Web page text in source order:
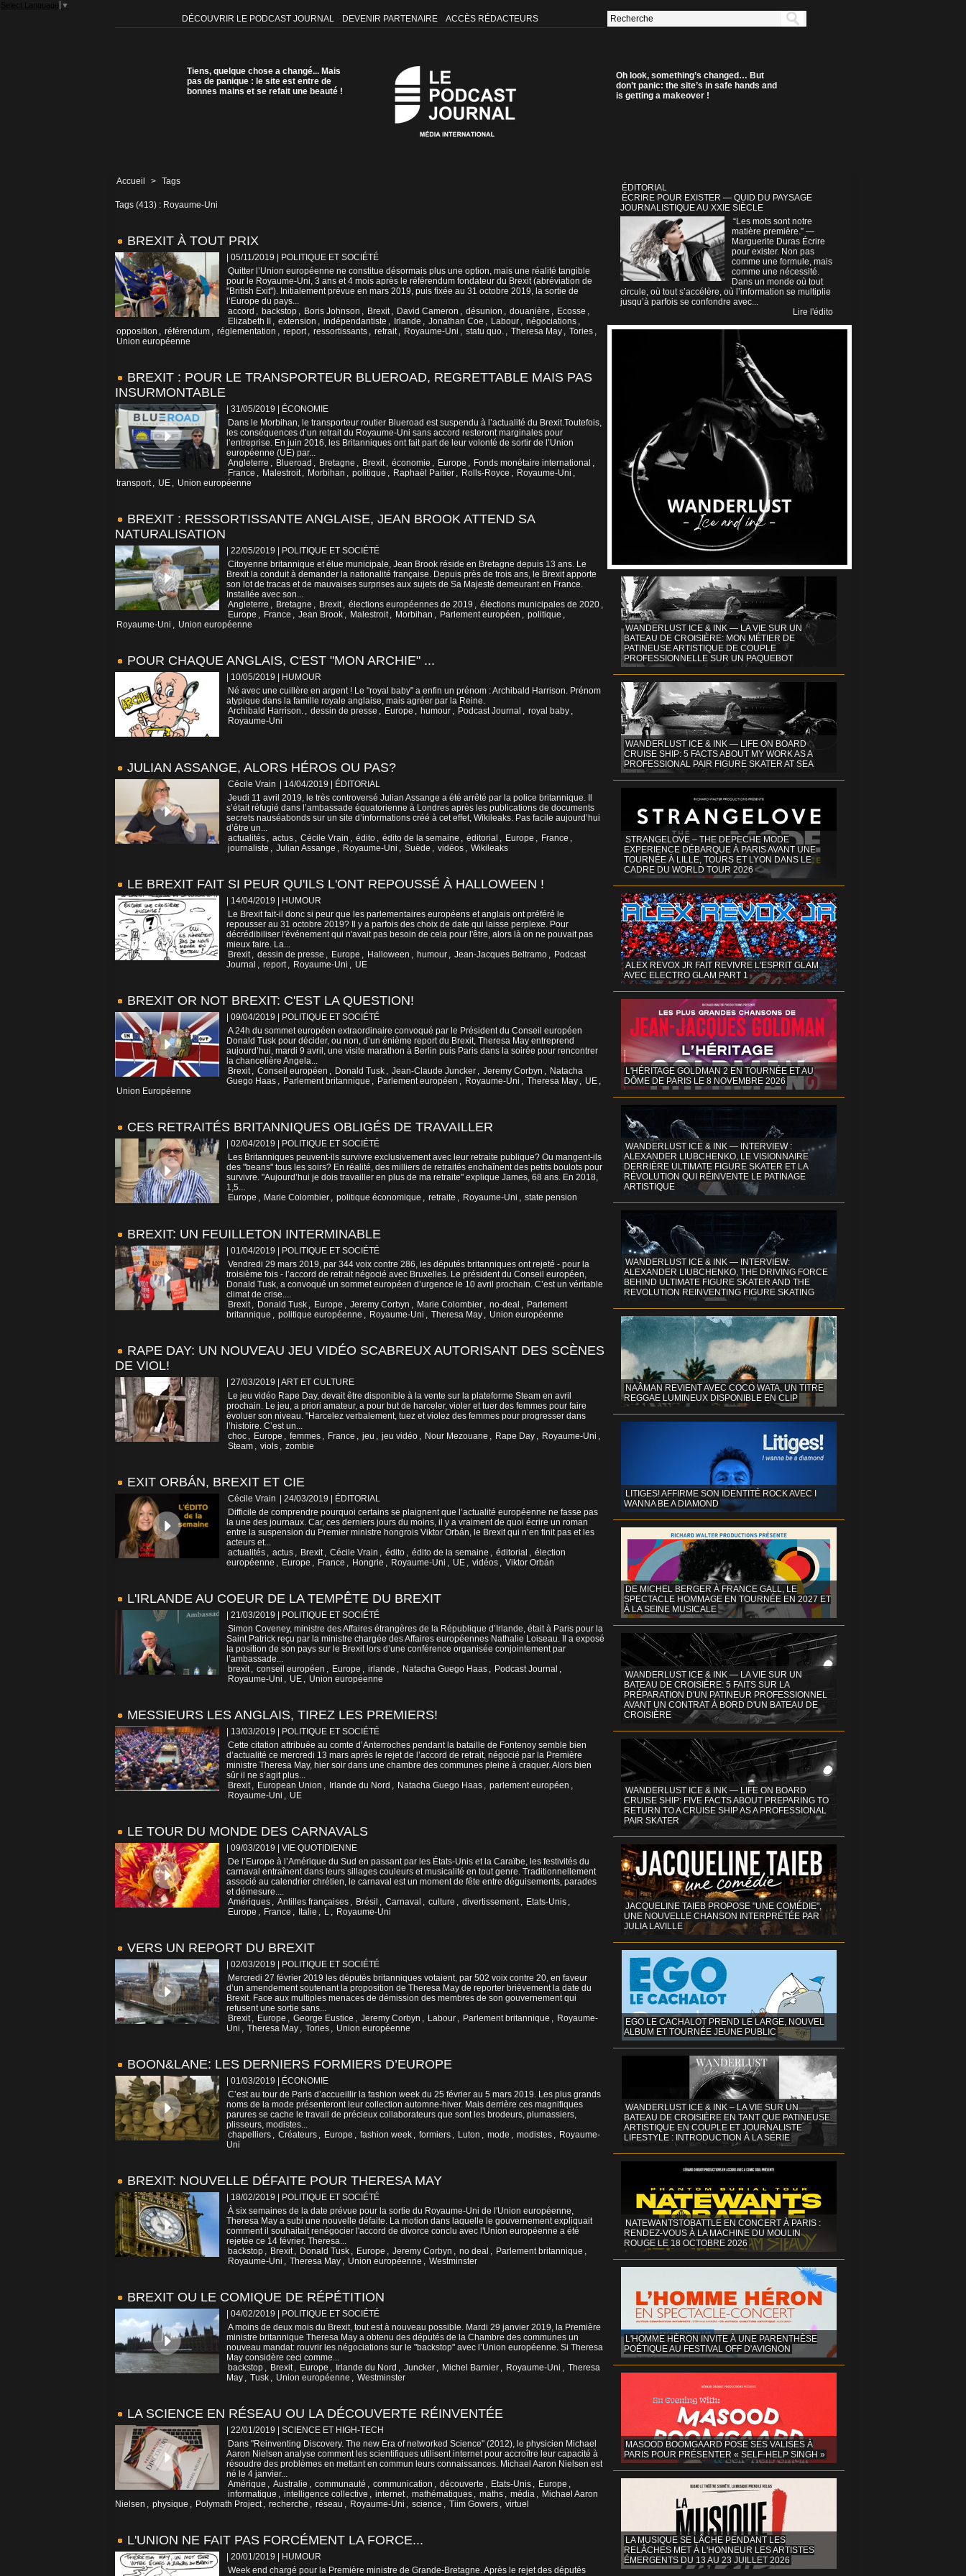
Select Language ▼
DÉCOUVRIR LE PODCAST JOURNAL DEVENIR PARTENAIRE ACCÈS RÉDACTEURS
Tiens, quelque chose a changé... Mais
pas de panique : le site est entre de
bonnes mains et se refait une beauté !
Oh look, something’s changed… But
don’t panic: the site’s in safe hands and
is getting a makeover !
Accueil > Tags
Tags (413) : Royaume-Uni
BREXIT À TOUT PRIX
| 05/11/2019
POLITIQUE ET SOCIÉTÉ
Quitter l’Union européenne ne constitue désormais plus une option, mais une réalité tangible
pour le Royaume-Uni, 3 ans et 4 mois après le référendum fondateur du Brexit (abréviation de
"British Exit"). Initialement prévue en mars 2019, puis fixée au 31 octobre 2019, la sortie de
l’Europe du pays...
accord , backstop , Boris Johnson , Brexit , David Cameron , désunion , douanière , Ecosse ,
Elizabeth II
, extension , indépendantiste , Irlande , Jonathan Coe , Labour , négociations ,
opposition , référendum , réglementation , report , ressortissants , retrait , Royaume-Uni , statu quo. , Theresa May , Tories ,
Union européenne
BREXIT : POUR LE TRANSPORTEUR BLUEROAD, REGRETTABLE MAIS PAS
INSURMONTABLE
| 31/05/2019
ÉCONOMIE
Dans le Morbihan, le transporteur routier Blueroad est suspendu à l’actualité du Brexit.Toutefois,
les conséquences d’un retrait du Royaume-Uni sans accord resteront marginales pour
l’entreprise. En juin 2016, les Britanniques ont fait part de leur volonté de sortir de l’Union
européenne (UE) par...
Angleterre , Blueroad , Bretagne , Brexit , économie , Europe , Fonds monétaire international ,
France , Malestroit , Morbihan , politique , Raphaël Paitier , Rolls-Royce , Royaume-Uni ,
transport , UE , Union européenne
BREXIT : RESSORTISSANTE ANGLAISE, JEAN BROOK ATTEND SA
NATURALISATION
| 22/05/2019
POLITIQUE ET SOCIÉTÉ
Citoyenne britannique et élue municipale, Jean Brook réside en Bretagne depuis 13 ans. Le
Brexit la conduit à demander la nationalité française. Depuis près de trois ans, le Brexit apporte
son lot de tracas et de mauvaises surprises aux sujets de Sa Majesté demeurant en France.
Installée avec son...
Angleterre , Bretagne , Brexit , élections européennes de 2019 , élections municipales de 2020 ,
Europe , France , Jean Brook , Malestroit , Morbihan , Parlement européen , politique ,
Royaume-Uni , Union européenne
POUR CHAQUE ANGLAIS, C'EST "MON ARCHIE" ...
| 10/05/2019
HUMOUR
Né avec une cuillère en argent ! Le "royal baby" a enfin un prénom : Archibald Harrison. Prénom
atypique dans la famille royale anglaise, mais agréer par la Reine.
Archibald Harrison. , dessin de presse , Europe , humour , Podcast Journal , royal baby ,
Royaume-Uni
JULIAN ASSANGE, ALORS HÉROS OU PAS?
Cécile Vrain | 14/04/2019
ÉDITORIAL
Jeudi 11 avril 2019, le très controversé Julian Assange a été arrêté par la police britannique. Il
s’était réfugié dans l’ambassade équatorienne à Londres après les publications de documents
secrets nauséabonds sur un site d’informations créé à cet effet, Wikileaks. Pas facile aujourd’hui
d’être un...
actualités , actus , Cécile Vrain , édito , édito de la semaine , éditorial , Europe , France ,
journaliste , Julian Assange , Royaume-Uni , Suède , vidéos , Wikileaks
LE BREXIT FAIT SI PEUR QU'ILS L'ONT REPOUSSÉ À HALLOWEEN !
| 14/04/2019
HUMOUR
Le Brexit fait-il donc si peur que les parlementaires européens et anglais ont préféré le
repousser au 31 octobre 2019? Il y a parfois des choix de date qui laisse perplexe. Pour
décrédibiliser l'événement qui n'avait pas besoin de cela pour l'être, alors là on ne pouvait pas
mieux faire. La...
Brexit , dessin de presse , Europe , Halloween , humour , Jean-Jacques Beltramo , Podcast
Journal , report , Royaume-Uni , UE
BREXIT OR NOT BREXIT: C'EST LA QUESTION!
| 09/04/2019
POLITIQUE ET SOCIÉTÉ
A 24h du sommet européen extraordinaire convoqué par le Président du Conseil européen
Donald Tusk pour décider, ou non, d’un énième report du Brexit, Theresa May entreprend
aujourd’hui, mardi 9 avril, une visite marathon à Berlin puis Paris dans la soirée pour rencontrer
la chancelière Angela...
Brexit , Conseil européen , Donald Tusk , Jean-Claude Juncker , Jeremy Corbyn , Natacha
Guego Haas , Parlement britannique , Parlement européen , Royaume-Uni , Theresa May , UE ,
Union Européenne
CES RETRAITÉS BRITANNIQUES OBLIGÉS DE TRAVAILLER
| 02/04/2019
POLITIQUE ET SOCIÉTÉ
Les Britanniques peuvent-ils survivre exclusivement avec leur retraite publique? Ou mangent-ils
des "beans" tous les soirs? En réalité, des milliers de retraités enchaînent des petits boulots pour
survivre. "Aujourd’hui je dois travailler en plus de ma retraite" explique James, 68 ans. En 2018,
1,5...
Europe , Marie Colombier , politique économique , retraite , Royaume-Uni , state pension
BREXIT: UN FEUILLETON INTERMINABLE
| 01/04/2019
POLITIQUE ET SOCIÉTÉ
Vendredi 29 mars 2019, par 344 voix contre 286, les députés britanniques ont rejeté - pour la
troisième fois - l’accord de retrait négocié avec Bruxelles. Le président du Conseil européen,
Donald Tusk, a convoqué un sommet européen d’urgence le 10 avril prochain. C’est un véritable
climat de crise....
Brexit , Donald Tusk , Europe , Jeremy Corbyn , Marie Colombier , no-deal , Parlement
britannique , politique européenne , Royaume-Uni , Theresa May , Union européenne
RAPE DAY: UN NOUVEAU JEU VIDÉO SCABREUX AUTORISANT DES SCÈNES
DE VIOL!
| 27/03/2019
ART ET CULTURE
Le jeu vidéo Rape Day, devait être disponible à la vente sur la plateforme Steam en avril
prochain. Le jeu, a priori amateur, a pour but de harceler, violer et tuer des femmes pour faire
évoluer son niveau. "Harcelez verbalement, tuez et violez des femmes pour progresser dans
l’histoire. C’est un...
choc , Europe , femmes , France , jeu , jeu vidéo , Nour Mezouane , Rape Day , Royaume-Uni ,
Steam , viols , zombie
EXIT ORBÁN, BREXIT ET CIE
Cécile Vrain | 24/03/2019
ÉDITORIAL
Difficile de comprendre pourquoi certains se plaignent que l’actualité européenne ne fasse pas
la une des journaux. Car, ces derniers jours du moins, il y a vraiment de quoi écrire un roman
entre la suspension du Premier ministre hongrois Viktor Orbán, le Brexit qui n’en finit pas et les
acteurs et...
actualités , actus , Brexit , Cécile Vrain , édito , édito de la semaine , éditorial , élection
européenne , Europe , France , Hongrie , Royaume-Uni , UE , vidéos , Viktor Orbán
L'IRLANDE AU COEUR DE LA TEMPÊTE DU BREXIT
| 21/03/2019
POLITIQUE ET SOCIÉTÉ
Simon Coveney, ministre des Affaires étrangères de la République d’Irlande, était à Paris pour la
Saint Patrick reçu par la ministre chargée des Affaires européennes Nathalie Loiseau. Il a exposé
la position de son pays sur le Brexit lors d’une conférence organisée conjointement par
l’ambassade...
brexit , conseil européen , Europe , irlande , Natacha Guego Haas , Podcast Journal ,
Royaume-Uni , UE , Union européenne
MESSIEURS LES ANGLAIS, TIREZ LES PREMIERS!
| 13/03/2019
POLITIQUE ET SOCIÉTÉ
Cette citation attribuée au comte d’Anterroches pendant la bataille de Fontenoy semble bien
d’actualité ce mercredi 13 mars après le rejet de l’accord de retrait, négocié par la Première
ministre Theresa May, hier soir dans une chambre des communes pleine à craquer. Alors bien
sûr il ne s’agit plus...
Brexit , European Union , Irlande du Nord , Natacha Guego Haas , parlement européen ,
Royaume-Uni , UE
LE TOUR DU MONDE DES CARNAVALS
| 09/03/2019
VIE QUOTIDIENNE
De l’Europe à l’Amérique du Sud en passant par les États-Unis et la Caraïbe, les festivités du
carnaval entraînent dans leurs sillages couleurs et musicalité en tout genre. Traditionnellement
associé au calendrier chrétien, le carnaval est un moment de fête entre déguisements, parades
et démesure....
Amériques , Antilles françaises , Brésil , Carnaval , culture , divertissement , Etats-Unis ,
Europe , France , Italie , L , Royaume-Uni
VERS UN REPORT DU BREXIT
| 02/03/2019
POLITIQUE ET SOCIÉTÉ
Mercredi 27 février 2019 les députés britanniques votaient, par 502 voix contre 20, en faveur
d’un amendement soutenant la proposition de Theresa May de reporter brièvement la date du
Brexit. Face aux multiples menaces de démission des membres de son gouvernement qui
refusent une sortie sans...
Brexit , Europe , George Eustice , Jeremy Corbyn , Labour , Parlement britannique , Royaume-
Uni , Theresa May , Tories , Union européenne
BOON&LANE: LES DERNIERS FORMIERS D’EUROPE
| 01/03/2019
ÉCONOMIE
C’est au tour de Paris d’accueillir la fashion week du 25 février au 5 mars 2019. Les plus grands
noms de la mode présenteront leur collection automne-hiver. Mais derrière ces magnifiques
parures se cache le travail de précieux collaborateurs que sont les brodeurs, plumassiers,
plisseurs, modistes...
chapelliers , Créateurs , Europe , fashion week , formiers , Luton , mode , modistes , Royaume-
Uni
BREXIT: NOUVELLE DÉFAITE POUR THERESA MAY
| 18/02/2019
POLITIQUE ET SOCIÉTÉ
À six semaines de la date prévue pour la sortie du Royaume-Uni de l'Union européenne,
Theresa May a subi une nouvelle défaite. La motion dans laquelle le gouvernement expliquait
comment il souhaitait renégocier l'accord de divorce conclu avec l'Union européenne a été
rejetée ce 14 février. Theresa...
backstop , Brexit , Donald Tusk , Europe , Jeremy Corbyn , no deal , Parlement britannique ,
Royaume-Uni , Theresa May , Union européenne , Westminster
BREXIT OU LE COMIQUE DE RÉPÉTITION
| 04/02/2019
POLITIQUE ET SOCIÉTÉ
A moins de deux mois du Brexit, tout est à nouveau possible. Mardi 29 janvier 2019, la Première
ministre britannique Theresa May a obtenu des députés de la Chambre des communes un
nouveau mandat: rouvrir les négociations sur le "backstop" avec l’Union européenne. Si Theresa
May considère ceci comme...
backstop , Brexit , Europe , Irlande du Nord , Juncker , Michel Barnier , Royaume-Uni , Theresa
May , Tusk , Union européenne , Westminster
LA SCIENCE EN RÉSEAU OU LA DÉCOUVERTE RÉINVENTÉE
| 22/01/2019
SCIENCE ET HIGH-TECH
Dans "Reinventing Discovery. The new Era of networked Science" (2012), le physicien Michael
Aaron Nielsen analyse comment les scientifiques utilisent internet pour accroître leur capacité à
résoudre des problèmes en mettant en commun leurs connaissances. Michael Aaron Nielsen est
né le 4 janvier...
Amérique , Australie , communauté , communication , découverte , Etats-Unis , Europe ,
informatique , intelligence collective , internet , mathématiques , maths , média , Michael Aaron
Nielsen , physique , Polymath Project , recherche , réseau , Royaume-Uni , science , Tiim Gowers , virtuel
L'UNION NE FAIT PAS FORCÉMENT LA FORCE...
| 20/01/2019
HUMOUR
Week end chargé pour la Première ministre de Grande-Bretagne. Après le rejet des députés
ÉDITORIAL
ÉCRIRE POUR EXISTER — QUID DU PAYSAGE
JOURNALISTIQUE AU XXIE SIÈCLE
“Les mots sont notre
matière première.” —
Marguerite Duras Écrire
pour exister. Non pas
comme une formule, mais
comme une nécessité.
Dans un monde où tout
circule, où tout s’accélère, où l’information se multiplie
jusqu’à parfois se confondre avec...
Lire l'édito
WANDERLUST ICE & INK — LA VIE SUR UN
BATEAU DE CROISIÈRE: MON MÉTIER DE
PATINEUSE ARTISTIQUE DE COUPLE
PROFESSIONNELLE SUR UN PAQUEBOT
WANDERLUST ICE & INK — LIFE ON BOARD
CRUISE SHIP: 5 FACTS ABOUT MY WORK AS A
PROFESSIONAL PAIR FIGURE SKATER AT SEA
STRANGELOVE – THE DEPECHE MODE
EXPERIENCE DÉBARQUE À PARIS AVANT UNE
TOURNÉE À LILLE, TOURS ET LYON DANS LE
CADRE DU WORLD TOUR 2026
ALEX REVOX JR FAIT REVIVRE L'ESPRIT GLAM
AVEC ELECTRO GLAM PART 1
L'HÉRITAGE GOLDMAN 2 EN TOURNÉE ET AU
DÔME DE PARIS LE 8 NOVEMBRE 2026
WANDERLUST ICE & INK — INTERVIEW :
ALEXANDER LIUBCHENKO, LE VISIONNAIRE
DERRIÈRE ULTIMATE FIGURE SKATER ET LA
RÉVOLUTION QUI RÉINVENTE LE PATINAGE
ARTISTIQUE
WANDERLUST ICE & INK — INTERVIEW:
ALEXANDER LIUBCHENKO, THE DRIVING FORCE
BEHIND ULTIMATE FIGURE SKATER AND THE
REVOLUTION REINVENTING FIGURE SKATING
NAÂMAN REVIENT AVEC COCO WATA, UN TITRE
REGGAE LUMINEUX DISPONIBLE EN CLIP
LITIGES! AFFIRME SON IDENTITÉ ROCK AVEC I
WANNA BE A DIAMOND
DE MICHEL BERGER À FRANCE GALL, LE
SPECTACLE HOMMAGE EN TOURNÉE EN 2027 ET
À LA SEINE MUSICALE
WANDERLUST ICE & INK — LA VIE SUR UN
BATEAU DE CROISIÈRE: 5 FAITS SUR LA
PRÉPARATION D'UN PATINEUR PROFESSIONNEL
AVANT UN CONTRAT À BORD D'UN BATEAU DE
CROISIÈRE
WANDERLUST ICE & INK — LIFE ON BOARD
CRUISE SHIP: FIVE FACTS ABOUT PREPARING TO
RETURN TO A CRUISE SHIP AS A PROFESSIONAL
PAIR SKATER
JACQUELINE TAIEB PROPOSE "UNE COMÉDIE",
UNE NOUVELLE CHANSON INTERPRÉTÉE PAR
JULIA LAVILLE
EGO LE CACHALOT PREND LE LARGE, NOUVEL
ALBUM ET TOURNÉE JEUNE PUBLIC
WANDERLUST ICE & INK – LA VIE SUR UN
BATEAU DE CROISIÈRE EN TANT QUE PATINEUSE
ARTISTIQUE EN COUPLE ET JOURNALISTE
LIFESTYLE : INTRODUCTION À LA SÉRIE
NATEWANTSTOBATTLE EN CONCERT À PARIS :
RENDEZ-VOUS À LA MACHINE DU MOULIN
ROUGE LE 18 OCTOBRE 2026
L'HOMME HÉRON INVITE À UNE PARENTHÈSE
POÉTIQUE AU FESTIVAL OFF D'AVIGNON
MASOOD BOOMGAARD POSE SES VALISES À
PARIS POUR PRÉSENTER « SELF-HELP SINGH »
LA MUSIQUE SE LÂCHE PENDANT LES
RELÂCHES MET À L'HONNEUR LES ARTISTES
ÉMERGENTS DU 13 AU 23 JUILLET 2026